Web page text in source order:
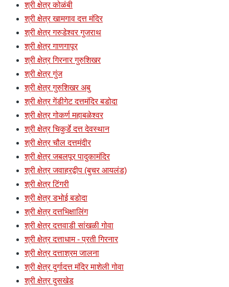
श्री क्षेत्र कोळंबी
श्री क्षेत्र खामगाव दत्त मंदिर
श्री क्षेत्र गरुडेश्वर गुजराथ
श्री क्षेत्र गाणगापूर
श्री क्षेत्र गिरनार गुरुशिखर
श्री क्षेत्र गुंज
श्री क्षेत्र गुरुशिखर अबु
श्री क्षेत्र गेंडीगेट दत्तमंदिर बडोदा
श्री क्षेत्र गोकर्ण महाबळेश्वर
श्री क्षेत्र चिकुर्डे दत्त देवस्थान
श्री क्षेत्र चौल दत्तमंदीर
श्री क्षेत्र जबलपूर पादुकामंदिर
श्री क्षेत्र जवाहरद्वीप (बुचर आयलंड)
श्री क्षेत्र टिंगरी
श्री क्षेत्र डभोई बडोदा
श्री क्षेत्र दत्तभिक्षालिंग
श्री क्षेत्र दत्तवाडी सांखळी गोवा
श्री क्षेत्र दत्ताधाम - प्रती गिरनार
श्री क्षेत्र दत्ताश्रम जालना
श्री क्षेत्र दुर्गादत्त मंदिर माशेली गोवा
श्री क्षेत्र दुसखेड